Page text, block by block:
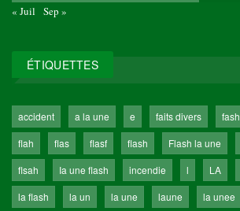
« Juil
Sep »
ÉTIQUETTES
accident a la une e faits divers fash
flah
flas flasf flash Flash la une
flsah
Ia une flash incendie l LA
la flash
la un la une laune la unee